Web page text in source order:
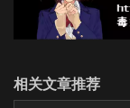
相关文章推荐